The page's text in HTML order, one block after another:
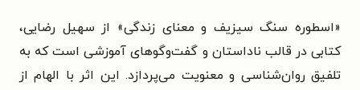
«اسطوره سنگ سیزیف و معنای زندگی» از سهیل رضایی،
کتابی در قالب ناداستان و گفت‌وگوهای آموزشی است که به
تلفیق روان‌شناسی و معنویت می‌پردازد. این اثر با الهام از